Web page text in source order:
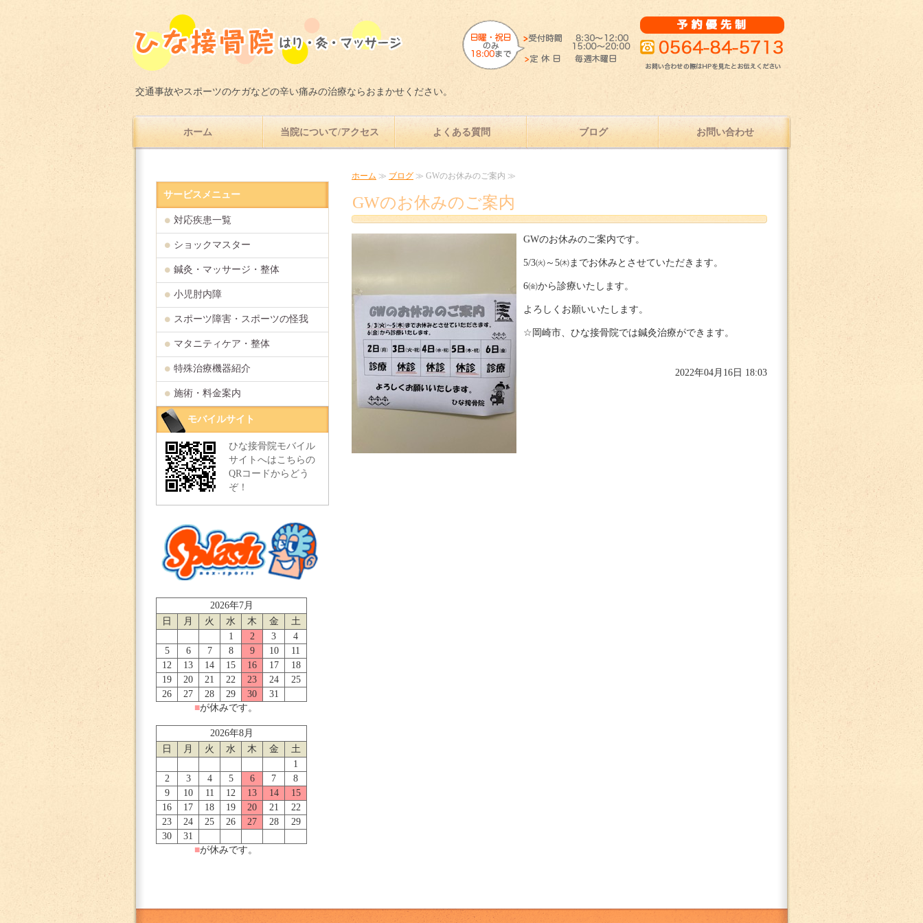
愛知県岡崎市で肩、腰、ひざの痛み治療ならひな接骨院
交通事故やスポーツのケガなどの辛い痛みの治療ならおまかせください。
ホーム 当院について/アクセス よくある質問 ブログ お問い合わせ
ホーム ≫ ブログ ≫ GWのお休みのご案内 ≫
GWのお休みのご案内
GWのお休みのご案内です。
5/3㈫～5㈭までお休みとさせていただきます。
6㈮から診療いたします。
よろしくお願いいたします。
☆岡崎市、ひな接骨院では鍼灸治療ができます。
2022年04月16日 18:03
サービスメニュー
対応疾患一覧
ショックマスター
鍼灸・マッサージ・整体
小児肘内障
スポーツ障害・スポーツの怪我
マタニティケア・整体
特殊治療機器紹介
施術・料金案内
モバイルサイト
ひな接骨院モバイル
サイトへはこちらの
QRコードからどう
ぞ！
2026年7月
日
月 火 水 木 金
土
1
2 3
4
5
6 7 8 9 10
11
12
13 14 15 16 17
18
19
20 21 22 23 24
25
26
27 28 29 30
31
■が休みです。
2026年8月
日
月 火 水 木 金
土
1
2
3 4 5 6 7
8
9
10 11 12 13 14
15
16
17 18 19 20 21
22
23
24 25 26 27 28
29
30
31
■が休みです。